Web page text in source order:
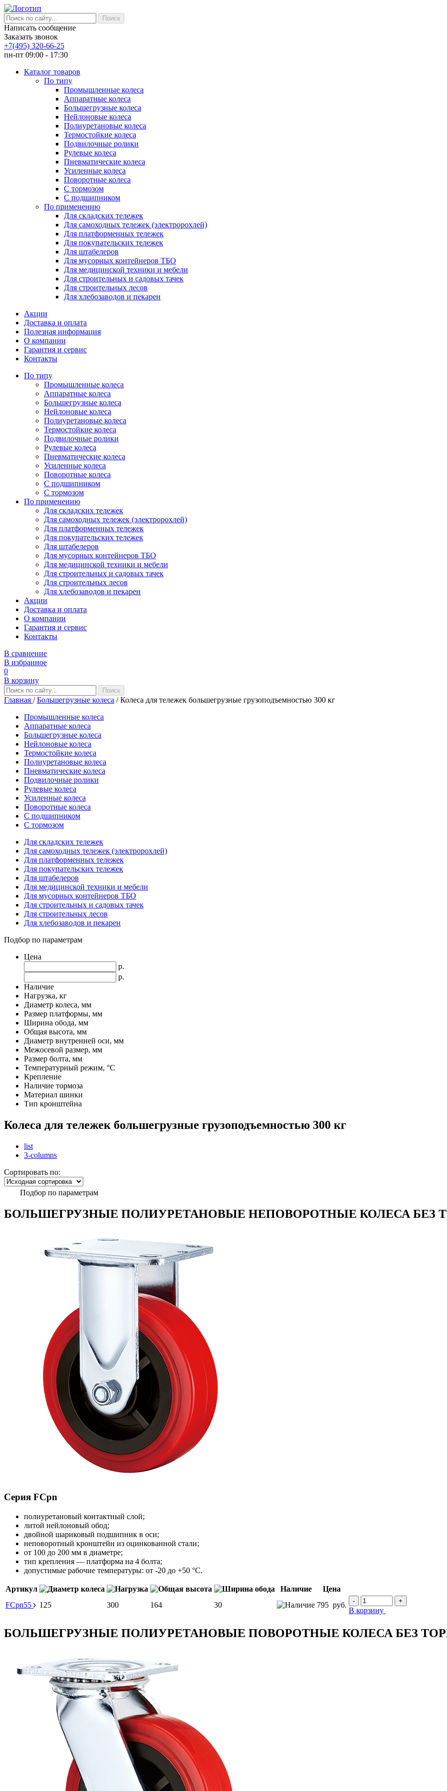
Написать сообщение
Заказать звонок
+7(495) 320-66-25
пн-пт 09:00 - 17:30
Каталог товаров
По типу
Промышленные колеса
Аппаратные колеса
Большегрузные колеса
Нейлоновые колеса
Полиуретановые колеса
Термостойкие колеса
Подвилочные ролики
Рулевые колеса
Пневматические колеса
Усиленные колеса
Поворотные колеса
С тормозом
С подшипником
По применению
Для складских тележек
Для самоходных тележек (электророхлей)
Для платформенных тележек
Для покупательских тележек
Для штабелеров
Для мусорных контейнеров ТБО
Для медицинской техники и мебели
Для строительных и садовых тачек
Для строительных лесов
Для хлебозаводов и пекарен
Акции
Доставка и оплата
Полезная информация
О компании
Гарантия и сервис
Контакты
По типу
Промышленные колеса
Аппаратные колеса
Большегрузные колеса
Нейлоновые колеса
Полиуретановые колеса
Термостойкие колеса
Подвилочные ролики
Рулевые колеса
Пневматические колеса
Усиленные колеса
Поворотные колеса
С подшипником
С тормозом
По применению
Для складских тележек
Для самоходных тележек (электророхлей)
Для платформенных тележек
Для покупательских тележек
Для штабелеров
Для мусорных контейнеров ТБО
Для медицинской техники и мебели
Для строительных и садовых тачек
Для строительных лесов
Для хлебозаводов и пекарен
Акции
Доставка и оплата
О компании
Гарантия и сервис
Контакты
В сравнение
В избранное
0
В корзину
Главная / Большегрузные колеса / Колеса для тележек большегрузные грузоподъемностью 300 кг
Промышленные колеса
Аппаратные колеса
Большегрузные колеса
Нейлоновые колеса
Термостойкие колеса
Полиуретановые колеса
Пневматические колеса
Подвилочные ролики
Рулевые колеса
Усиленные колеса
Поворотные колеса
С подшипником
С тормозом
Для складских тележек
Для самоходных тележек (электророхлей)
Для платформенных тележек
Для покупательских тележек
Для штабелеров
Для медицинской техники и мебели
Для мусорных контейнеров ТБО
Для строительных и садовых тачек
Для строительных лесов
Для хлебозаводов и пекарен
Подбор по параметрам
Цена
р.
р.
Наличие
Нагрузка, кг
Диаметр колеса, мм
Размер платформы, мм
Ширина обода, мм
Общая высота, мм
Диаметр внутренней оси, мм
Межосевой размер, мм
Размер болта, мм
Температурный режим, °С
Крепление
Наличие тормоза
Материал шинки
Тип кронштейна
Колеса для тележек большегрузные грузоподъемностью 300 кг
list
3-columns
Сортировать по:
Подбор по параметрам
БОЛЬШЕГРУЗНЫЕ ПОЛИУРЕТАНОВЫЕ НЕПОВОРОТНЫЕ КОЛЕСА БЕЗ
Серия FCpn
полиуретановый контактный слой;
литой нейлоновый обод;
двойной шариковый подшипник в оси;
неповоротный кронштейн из оцинкованной стали;
от 100 до 200 мм в диаметре;
тип крепления — платформа на 4 болта;
допустимые рабочие температуры: от -20 до +50 °С.
Артикул Наличие
Цена
FCpn55
125 300 164 30 795 руб. - +
В корзину
БОЛЬШЕГРУЗНЫЕ ПОЛИУРЕТАНОВЫЕ ПОВОРОТНЫЕ КОЛЕСА БЕЗ